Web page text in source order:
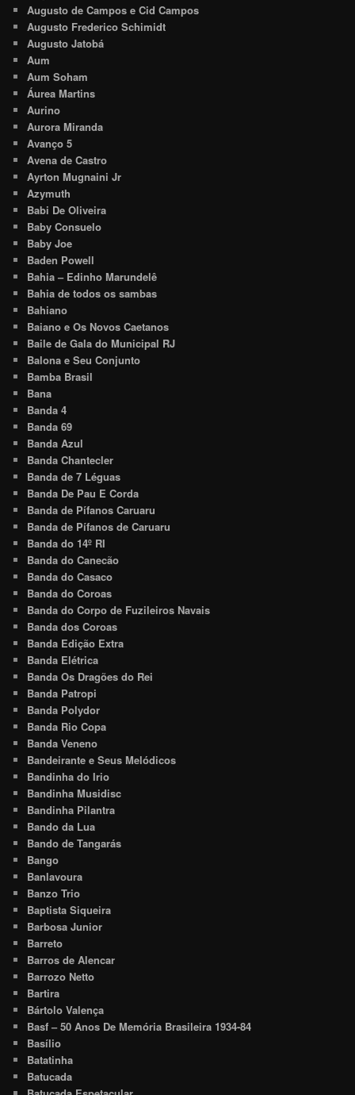
Augusto de Campos e Cid Campos
Augusto Frederico Schimidt
Augusto Jatobá
Aum
Aum Soham
Áurea Martins
Aurino
Aurora Miranda
Avanço 5
Avena de Castro
Ayrton Mugnaini Jr
Azymuth
Babi De Oliveira
Baby Consuelo
Baby Joe
Baden Powell
Bahia – Edinho Marundelê
Bahia de todos os sambas
Bahiano
Baiano e Os Novos Caetanos
Baile de Gala do Municipal RJ
Balona e Seu Conjunto
Bamba Brasil
Bana
Banda 4
Banda 69
Banda Azul
Banda Chantecler
Banda de 7 Léguas
Banda De Pau E Corda
Banda de Pífanos Caruaru
Banda de Pífanos de Caruaru
Banda do 14º RI
Banda do Canecão
Banda do Casaco
Banda do Coroas
Banda do Corpo de Fuzileiros Navais
Banda dos Coroas
Banda Edição Extra
Banda Elétrica
Banda Os Dragões do Rei
Banda Patropi
Banda Polydor
Banda Rio Copa
Banda Veneno
Bandeirante e Seus Melódicos
Bandinha do Irio
Bandinha Musidisc
Bandinha Pilantra
Bando da Lua
Bando de Tangarás
Bango
Banlavoura
Banzo Trio
Baptista Siqueira
Barbosa Junior
Barreto
Barros de Alencar
Barrozo Netto
Bartira
Bártolo Valença
Basf – 50 Anos De Memória Brasileira 1934-84
Basílio
Batatinha
Batucada